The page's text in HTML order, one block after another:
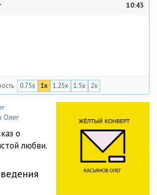
10:43
0.75x 1x 1.25x 1.5x 2x
Олег
о
любви.